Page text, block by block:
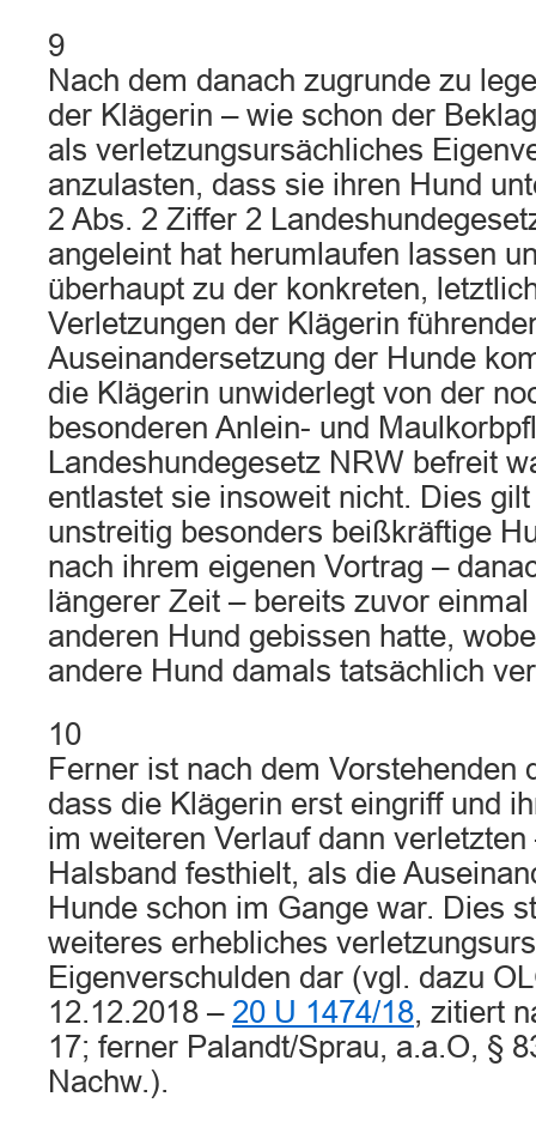
9
Nach dem danach zugrunde zu
der Klägerin – wie schon der
als verletzungsursächliches
anzulasten, dass sie ihren Hund
2 Abs. 2 Ziffer 2
angeleint hat herumlaufen lassen
überhaupt zu der konkreten,
Verletzungen der Klägerin
Auseinandersetzung der Hunde
die Klägerin unwiderlegt von der
besonderen Anlein- und
Landeshundegesetz NRW befreit
entlastet sie insoweit nicht. Dies
unstreitig besonders beißkräftige
nach ihrem eigenen Vortrag –
längerer Zeit – bereits zuvor
anderen Hund gebissen hatte,
andere Hund damals tatsächlich
10
Ferner ist nach dem Vorstehenden
dass die Klägerin erst eingriff und
im weiteren Verlauf dann
Halsband festhielt, als die
Hunde schon im Gange war. Dies
weiteres erhebliches
Eigenverschulden dar (vgl. dazu
12.12.2018 – 20 U 1474/18, zitiert
17; ferner Palandt/Sprau, a.a.O, §
Nachw.).